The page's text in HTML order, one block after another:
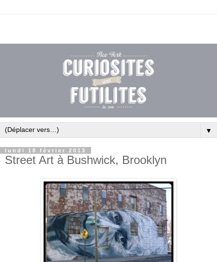
▼
lundi 18 février 2013
Street Art à Bushwick, Brooklyn